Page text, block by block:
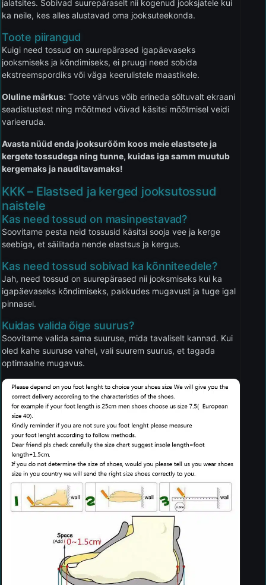
jalatsites. Sobivad suurepäraselt nii kogenud jooksjatele kui
ka neile, kes alles alustavad oma jooksuteekonda.
Toote piirangud
Kuigi need tossud on suurepärased igapäevaseks
jooksmiseks ja kõndimiseks, ei pruugi need sobida
ekstreemspordiks või väga keerulistele maastikele.
Oluline märkus: Toote värvus võib erineda sõltuvalt ekraani
seadistustest ning mõõtmed võivad käsitsi mõõtmisel veidi
varieeruda.
Avasta nüüd enda jooksurõõm koos meie elastsete ja
kergete tossudega ning tunne, kuidas iga samm muutub
kergemaks ja nauditavamaks!
KKK – Elastsed ja kerged jooksutossud
naistele
Kas need tossud on masinpestavad?
Soovitame pesta neid tossusid käsitsi sooja vee ja kerge
seebiga, et säilitada nende elastsus ja kergus.
Kas need tossud sobivad ka kõnniteedele?
Jah, need tossud on suurepärased nii jooksmiseks kui ka
igapäevaseks kõndimiseks, pakkudes mugavust ja tuge igal
pinnasel.
Kuidas valida õige suurus?
Soovitame valida sama suuruse, mida tavaliselt kannad. Kui
oled kahe suuruse vahel, vali suurem suurus, et tagada
optimaalne mugavus.